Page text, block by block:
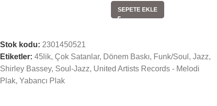
SEPETE EKLE
Stok kodu: 2301450521
Etiketler: 45lik, Çok Satanlar, Dönem Baskı, Funk/Soul , Jazz,
Shirley Bassey, Soul-Jazz, United Artists Records - Melodi
Plak, Yabancı Plak